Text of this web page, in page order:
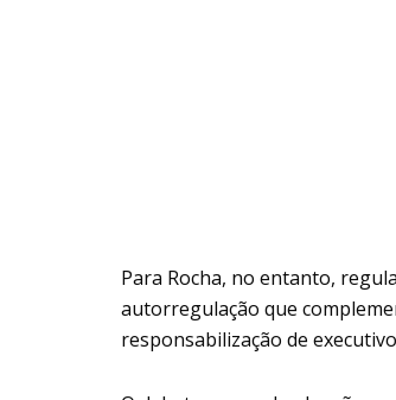
Para Rocha, no entanto,
autorregulação que
responsabilização de